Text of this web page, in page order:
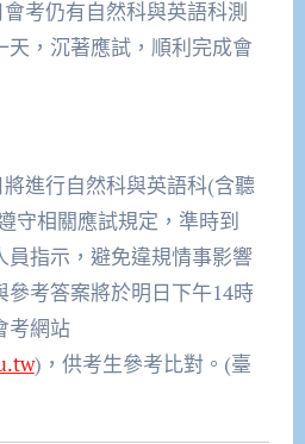
考仍有自然科與英語科測
，沉著應試，順利完成會
進行自然科與英語科(含聽
守相關應試規定，準時到
員指示，避免違規情事影響
參考答案將於明日下午14時
考網站
)，供考生參考比對。(臺